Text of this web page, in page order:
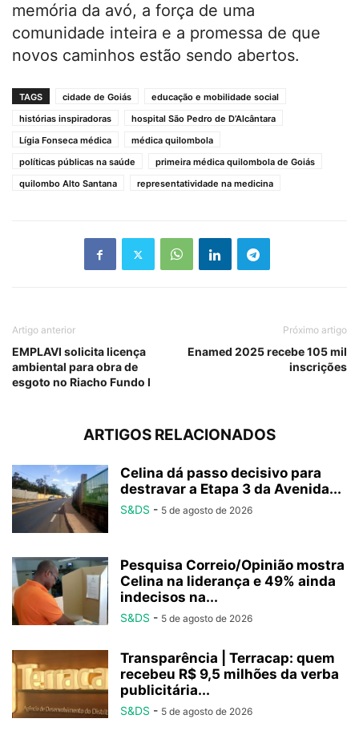
memória da avó, a força de uma
comunidade inteira e a promessa de que
novos caminhos estão sendo abertos.
TAGS cidade de Goiás
educação e mobilidade social
histórias inspiradoras
hospital São Pedro de D’Alcântara
Lígia Fonseca médica
médica quilombola
políticas públicas na saúde
primeira médica quilombola de Goiás
quilombo Alto Santana
representatividade na medicina
Artigo anterior
EMPLAVI solicita licença
ambiental para obra de
esgoto no Riacho Fundo I
Próximo artigo
Enamed 2025 recebe 105 mil
inscrições
ARTIGOS RELACIONADOS
Celina dá passo decisivo para
destravar a Etapa 3 da Avenida...
S&DS - 5 de agosto de 2026
Pesquisa Correio/Opinião mostra
Celina na liderança e 49% ainda
indecisos na...
S&DS - 5 de agosto de 2026
Transparência | Terracap: quem
recebeu R$ 9,5 milhões da verba
publicitária...
S&DS - 5 de agosto de 2026